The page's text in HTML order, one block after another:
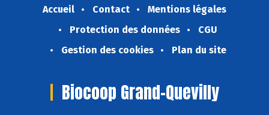
Accueil Contact
Mentions légales
Protection des données
CGU
Gestion des cookies
Plan du site
Biocoop Grand-Quevilly